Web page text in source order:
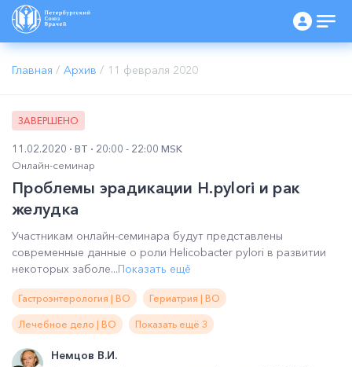
Главная / Архив / 11 февраля 2020
ЗАВЕРШЕНО
11.02.2020 ВТ
20:00 - 22:00 MSK
Онлайн-семинар
Проблемы эрадикации H.pylori и рак
желудка
Участникам онлайн-семинара будут представлены
современные данные о роли Helicobacter pylori в развитии
некоторых заболе...Показать ещё
Гастроэнтерология | ВО Гериатрия | ВО
Лечебное дело | ВО Показать ещё 3
Немцов В.И.